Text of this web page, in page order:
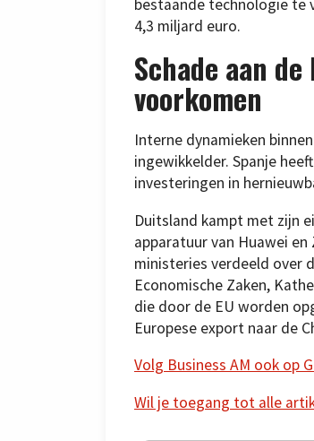
bestaande technologie te
4,3 miljard euro.
Schade aan
voorkomen
Interne dynamieken
ingewikkelder. Spanje
investeringen in
Duitsland kampt met zijn
apparatuur van Huawei
ministeries verdeeld over
Economische Zaken,
die door de EU worden
Europese export naar de
Volg Business AM ook op
Wil je toegang tot alle